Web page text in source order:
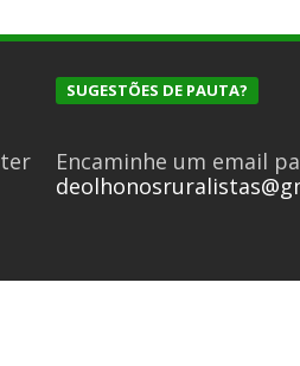
SUGESTÕES DE PAUTA?
Encaminhe um email